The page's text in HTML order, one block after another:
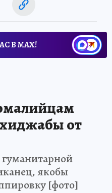
В МАХ!
от
якобы
[фото]